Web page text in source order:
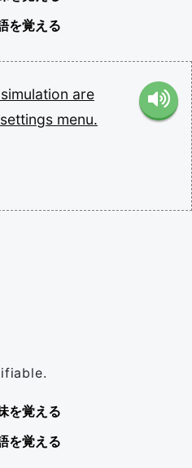
を覚える
simulation are
settings menu.
を覚える
を覚える